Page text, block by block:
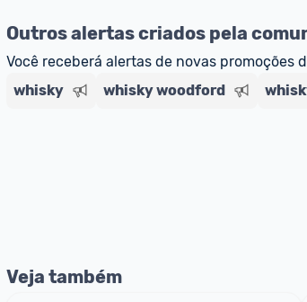
Outros alertas criados pela
Você receberá alertas de novas promoções
whisky
whisky woodford
Veja também